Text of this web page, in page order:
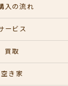
入の流れ
ービス
買取
空き家